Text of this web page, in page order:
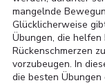
mangelnde
Glücklicherweise
Übungen, die helfen
Rückenschmerzen
vorzubeugen. In
die besten Übungen